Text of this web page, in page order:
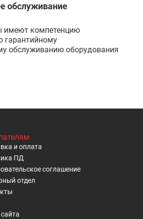
обслуживание
имеют компетенцию
гарантийному
обслуживанию оборудования
и оплата
ПД
cоглашение
отдел